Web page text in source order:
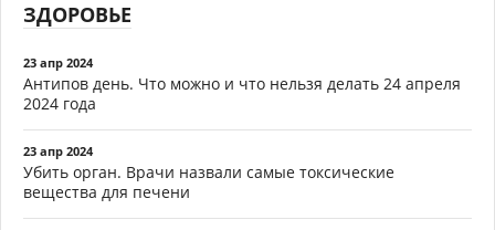
ЗДОРОВЬЕ
23 апр 2024
Антипов день. Что можно и что нельзя делать 24 апреля
2024 года
23 апр 2024
Убить орган. Врачи назвали самые токсические
вещества для печени